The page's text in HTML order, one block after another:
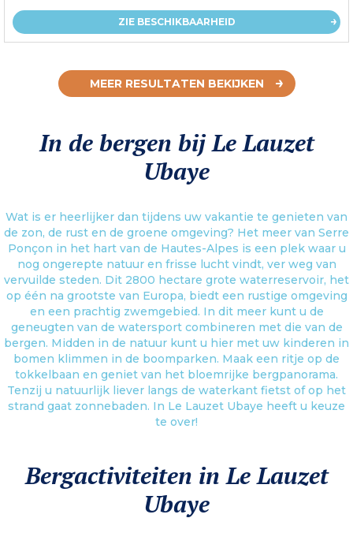
ZIE BESCHIKBAARHEID
MEER RESULTATEN BEKIJKEN
In de bergen bij Le Lauzet
Ubaye
Wat is er heerlijker dan tijdens uw vakantie te genieten van
de zon, de rust en de groene omgeving? Het meer van Serre
Ponçon in het hart van de Hautes-Alpes is een plek waar u
nog ongerepte natuur en frisse lucht vindt, ver weg van
vervuilde steden. Dit 2800 hectare grote waterreservoir, het
op één na grootste van Europa, biedt een rustige omgeving
en een prachtig zwemgebied. In dit meer kunt u de
geneugten van de watersport combineren met die van de
bergen. Midden in de natuur kunt u hier met uw kinderen in
bomen klimmen in de boomparken. Maak een ritje op de
tokkelbaan en geniet van het bloemrijke bergpanorama.
Tenzij u natuurlijk liever langs de waterkant fietst of op het
strand gaat zonnebaden. In Le Lauzet Ubaye heeft u keuze
te over!
Bergactiviteiten in Le Lauzet
Ubaye